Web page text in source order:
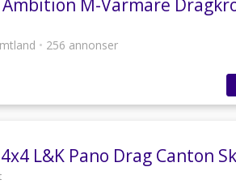
• 256 annonser